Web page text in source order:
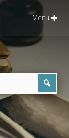
Menu